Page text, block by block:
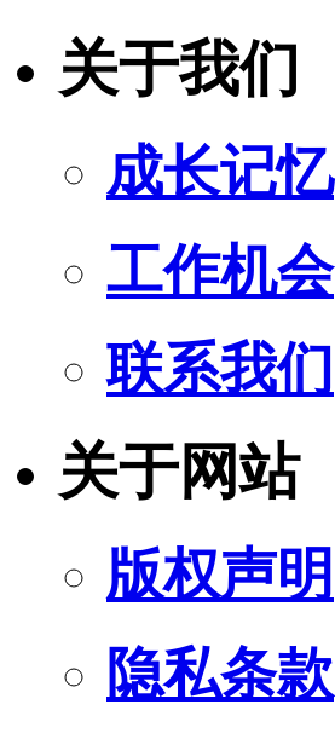
关于我们
成长记忆
工作机会
联系我们
关于网站
版权声明
隐私条款